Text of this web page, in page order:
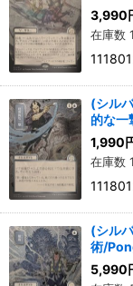
3,990
在庫数
(シル
的な
1,990
在庫数
(シル
術/
5,990